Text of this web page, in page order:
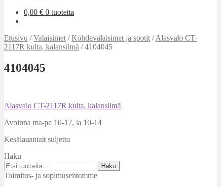
0,00 € 0 tuotetta
Etusivu /Valaisimet /Kohdevalaisimet ja spotit /Alasvalo CT-
2117R kulta, kalansilmä /4104045
4104045
Artikkelien
selaus
Edellinen
Alasvalo CT-2117R kulta, kalansilmä
Avoinna ma-pe 10-17, la 10-14
Kesälauantait suljettu
Haku
Etsi:
Haku
Toimitus- ja sopimusehtomme